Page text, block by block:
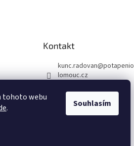
tohoto webu
. Souhlasím
Kontakt
kunc.radovan@potapenio
lomouc.cz
732 688 288
Facebook